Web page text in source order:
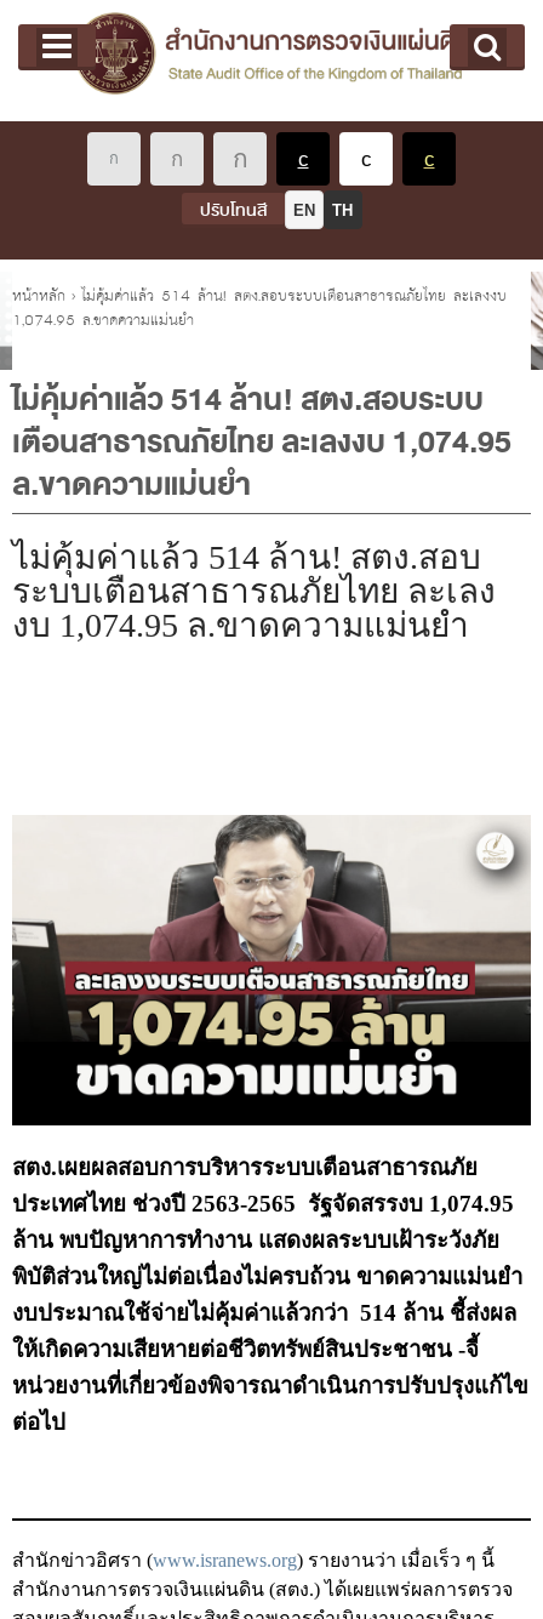
Main menu
หน้าแรก
เกี่ยวกับ คตง.
นโยบายการตรวจเงินแผ่นดิน
หลักเกณฑ์มาตรฐานเกี่ยวกับการตรวจเงินแผ่นดิน
ผู้ว่าการตรวจเงินแผ่นดิน
การบริหารและพัฒนาทรัพยากรบุคคล
ประวัติสำนักงานการตรวจเงินแผ่นดิน
พรป. ว่าด้วยการตรวจเงินแผ่นดิน พ.ศ. 2561
แผนปฏิบัติราชการ ระยะ 5 ปี (พ.ศ. 2566 - 2570)
พระราชดำรัส รัชกาลที่ 9
ผู้บริหารสำนักงานการตรวจเงินแผ่นดิน
รองผู้ว่าการตรวจเงินแผ่นดิน
ที่ปรึกษาประจำสำนักงาน
ผู้บริหารเทคโนโลยีสารสนเทศระดับสูง (CIO)
หน้าที่และอำนาจ และการแบ่งส่วนราชการ
หน้าที่และอำนาจ
โครงสร้างหน่วยงาน
ภาพรวม
ส่วนภูมิภาค
คณะกรรมการตรวจสอบของสำนักงานการตรวจเงิน
แผ่นดิน
โครงสร้างคณะกรรมการตรวจสอบ
เอกสารที่เกี่ยวข้องกับคณะกรรมการตรวจสอบ
คณะกรรมการมาตรฐานจริยธรรมของเจ้าหน้าที่และ
บุคลากรอื่น
ผลการตรวจสอบ
ปรับโทนสี EN TH
คุณอยู่ที่
หน้าหลัก › ไม่คุ้มค่าแล้ว 514 ล้าน! สตง.สอบระบบเตือนสาธารณภัยไทย ละเลงงบ
1,074.95 ล.ขาดความแม่นยำ
ไม่คุ้มค่าแล้ว 514 ล้าน! สตง.สอบระบบ
เตือนสาธารณภัยไทย ละเลงงบ 1,074.95
ล.ขาดความแม่นยำ
ไม่คุ้มค่าแล้ว 514 ล้าน! สตง.สอบ
ระบบเตือนสาธารณภัยไทย ละเลง
งบ 1,074.95 ล.ขาดความแม่นยำ
สตง.เผยผลสอบการบริหารระบบเตือนสาธารณภัย
ประเทศไทย ช่วงปี 2563-2565 รัฐจัดสรรงบ 1,074.95
ล้าน พบปัญหาการทำงาน แสดงผลระบบเฝ้าระวังภัย
พิบัติส่วนใหญ่ไม่ต่อเนื่องไม่ครบถ้วน ขาดความแม่นยำ
งบประมาณใช้จ่ายไม่คุ้มค่าแล้วกว่า 514 ล้าน ชี้ส่งผล
ให้เกิดความเสียหายต่อชีวิตทรัพย์สินประชาชน -จี้
หน่วยงานที่เกี่ยวข้องพิจารณาดำเนินการปรับปรุงแก้ไข
ต่อไป
สำนักข่าวอิศรา (www.isranews.org) รายงานว่า เมื่อเร็ว ๆ นี้
สำนักงานการตรวจเงินแผ่นดิน (สตง.) ได้เผยแพร่ผลการตรวจ